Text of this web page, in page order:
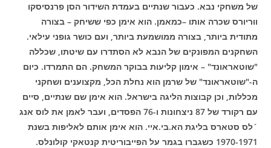
של משחקי נבא. כעבור שנתיים בעמדת השידור הסן פרנסיסקו
ווריורס שכרה אותו –כמאמן. הוא אימן כפי ששיחק – בצורה
מתודית ביותר, בצורה ממושמעת ביותר, ועם כושר גופני עילאי.
השחקנים המפונקים של הנבא לא הסתדרו עם שיטתו, שכללה
"שוטאראונד" – אימון קליעות בבוקר המשחק. הם התמרדו. כיום
ה-"שוטאראונד" של שרמן הוא נחלת הכל, מקצוענים ושחקני
מכללות, וכן קבוצות הליגה בישראל. הוא אימן שם שנתיים, סיים
עם רקורד של 87 ניצחונות ו-76 הפסדים, ועבר לאמן את לוס אנג
´לס סטארס בליגת הא.בי.איי. הוא אימן אותם לאליפות בשנת
1970-1971 כשגברו בגמר על הפייבוריטית קנטאקי קולונלס.